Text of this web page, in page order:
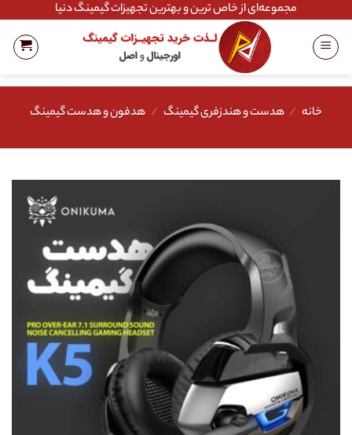
content
مجموعه‌ای از خاص ترین و بهترین تجهیزات گیمینگ دنیا
خانه / هدست و هندزفری گیمینگ / هدفون و هدست گیمینگ